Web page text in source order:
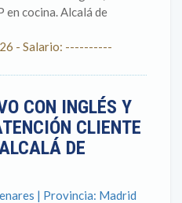
en cocina. Alcalá de
- Salario: ----------
CON INGLÉS Y
CLIENTE
DE
| Provincia: Madrid